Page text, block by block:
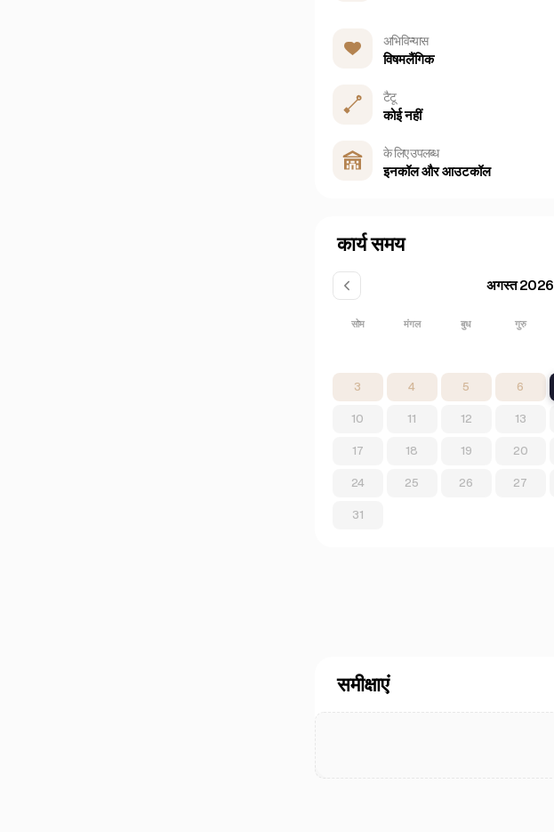
अभिविन्यास
विषमलैंगिक
टैटू
कोई नहीं
के लिए उपलब्ध
इनकॉल और आउटकॉल
कार्य समय
अगस्त 2026
सोम मंगल बुध गुरु
3 4 5 6
10 11 12 13
17 18 19 20
24 25 26 27
31
समीक्षाएं